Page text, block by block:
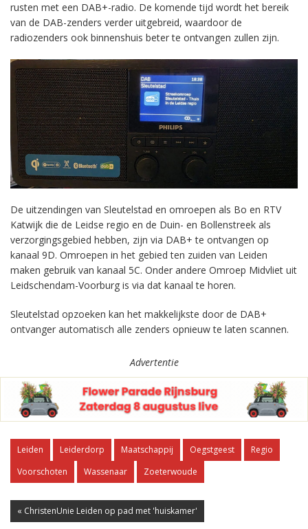
rusten met een DAB+-radio. De komende tijd wordt het bereik
van de DAB-zenders verder uitgebreid, waardoor de
radiozenders ook binnenshuis beter te ontvangen zullen zijn.
De uitzendingen van Sleutelstad en omroepen als Bo en RTV
Katwijk die de Leidse regio en de Duin- en Bollenstreek als
verzorgingsgebied hebben, zijn via DAB+ te ontvangen op
kanaal 9D. Omroepen in het gebied ten zuiden van Leiden
maken gebruik van kanaal 5C. Onder andere Omroep Midvliet uit
Leidschendam-Voorburg is via dat kanaal te horen.
Sleutelstad opzoeken kan het makkelijkste door de DAB+
ontvanger automatisch alle zenders opnieuw te laten scannen.
Advertentie
Leiden Leiderdorp Maatschappij Oegstgeest
Regio
Voorschoten
Wassenaar Zoeterwoude
« ChristenUnie Leiden op pad met 'huiskamer'